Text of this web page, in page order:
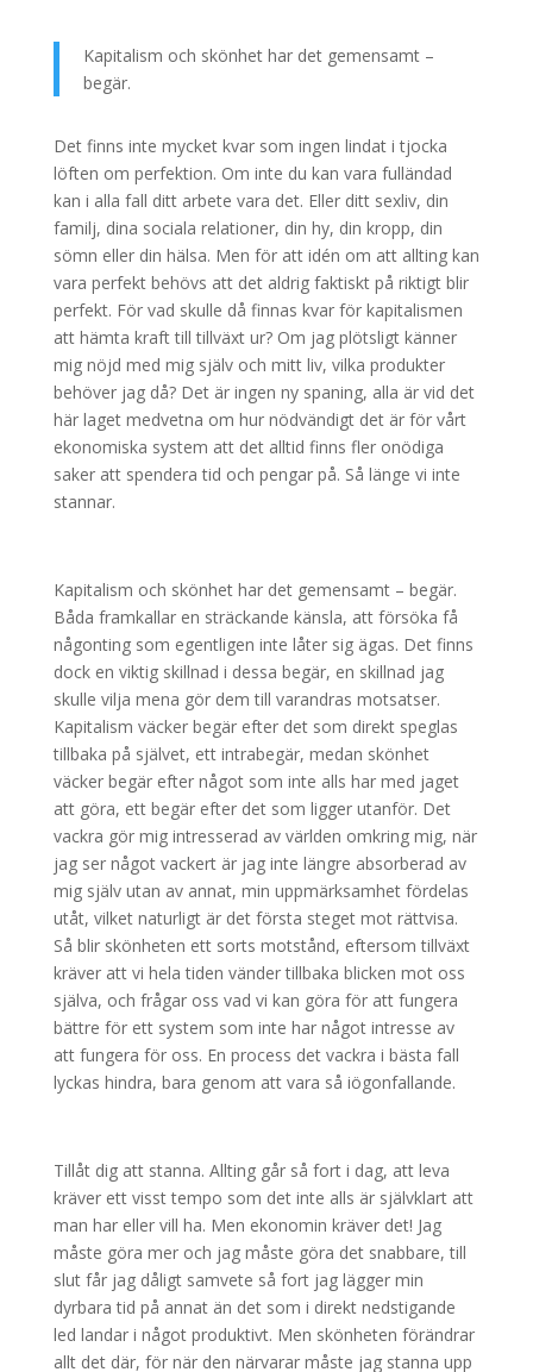
Kapitalism och skönhet har det gemensamt –
begär.
Det finns inte mycket kvar som ingen lindat i tjocka
löften om perfektion. Om inte du kan vara fulländad
kan i alla fall ditt arbete vara det. Eller ditt sexliv, din
familj, dina sociala relationer, din hy, din kropp, din
sömn eller din hälsa. Men för att idén om att allting kan
vara perfekt behövs att det aldrig faktiskt på riktigt blir
perfekt. För vad skulle då finnas kvar för kapitalismen
att hämta kraft till tillväxt ur? Om jag plötsligt känner
mig nöjd med mig själv och mitt liv, vilka produkter
behöver jag då? Det är ingen ny spaning, alla är vid det
här laget medvetna om hur nödvändigt det är för vårt
ekonomiska system att det alltid finns fler onödiga
saker att spendera tid och pengar på. Så länge vi inte
stannar.
Kapitalism och skönhet har det gemensamt – begär.
Båda framkallar en sträckande känsla, att försöka få
någonting som egentligen inte låter sig ägas. Det finns
dock en viktig skillnad i dessa begär, en skillnad jag
skulle vilja mena gör dem till varandras motsatser.
Kapitalism väcker begär efter det som direkt speglas
tillbaka på självet, ett intrabegär, medan skönhet
väcker begär efter något som inte alls har med jaget
att göra, ett begär efter det som ligger utanför. Det
vackra gör mig intresserad av världen omkring mig, när
jag ser något vackert är jag inte längre absorberad av
mig själv utan av annat, min uppmärksamhet fördelas
utåt, vilket naturligt är det första steget mot rättvisa.
Så blir skönheten ett sorts motstånd, eftersom tillväxt
kräver att vi hela tiden vänder tillbaka blicken mot oss
själva, och frågar oss vad vi kan göra för att fungera
bättre för ett system som inte har något intresse av
att fungera för oss. En process det vackra i bästa fall
lyckas hindra, bara genom att vara så iögonfallande.
Tillåt dig att stanna. Allting går så fort i dag, att leva
kräver ett visst tempo som det inte alls är självklart att
man har eller vill ha. Men ekonomin kräver det! Jag
måste göra mer och jag måste göra det snabbare, till
slut får jag dåligt samvete så fort jag lägger min
dyrbara tid på annat än det som i direkt nedstigande
led landar i något produktivt. Men skönheten förändrar
allt det där, för när den närvarar måste jag stanna upp